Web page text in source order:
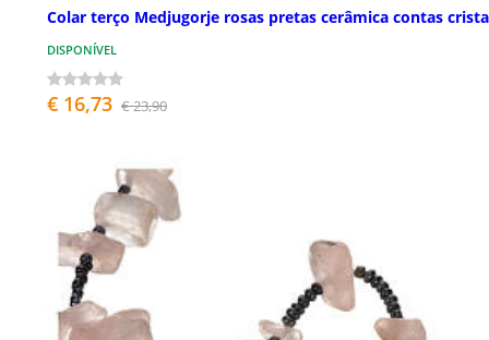
Colar terço Medjugorje rosas pretas cerâmica contas
DISPONÍVEL
€ 16,73 € 23,90